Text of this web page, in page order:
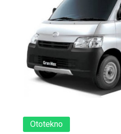
Ototekno